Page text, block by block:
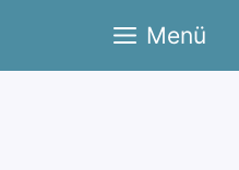
Menü